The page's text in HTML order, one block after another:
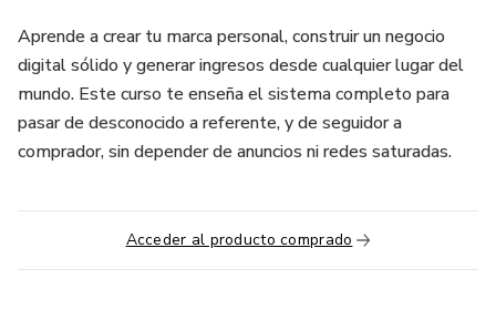
Aprende a crear tu marca personal, construir un negocio
digital sólido y generar ingresos desde cualquier lugar del
mundo. Este curso te enseña el sistema completo para
pasar de desconocido a referente, y de seguidor a
comprador, sin depender de anuncios ni redes saturadas.
Acceder al producto comprado